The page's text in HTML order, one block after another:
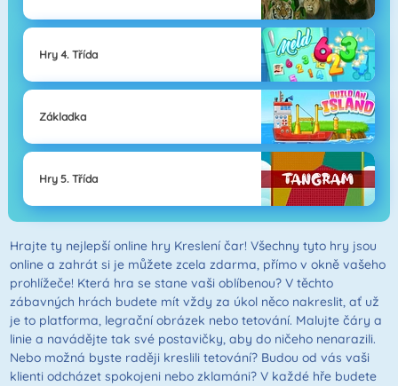
Hry 4. Třída
Základka
Hry 5. Třída
Hrajte ty nejlepší online hry Kreslení čar! Všechny tyto hry jsou
online a zahrát si je můžete zcela zdarma, přímo v okně vašeho
prohlížeče! Která hra se stane vaši oblíbenou? V těchto
zábavných hrách budete mít vždy za úkol něco nakreslit, ať už
je to platforma, legrační obrázek nebo tetování. Malujte čáry a
linie a navádějte tak své postavičky, aby do ničeho nenarazili.
Nebo možná byste raději kreslili tetování? Budou od vás vaši
klienti odcházet spokojeni nebo zklamáni? V každé hře budete